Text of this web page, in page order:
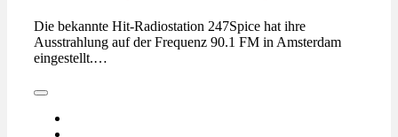
Die bekannte Hit-Radiostation 247Spice hat ihre
Ausstrahlung auf der Frequenz 90.1 FM in Amsterdam
eingestellt.…